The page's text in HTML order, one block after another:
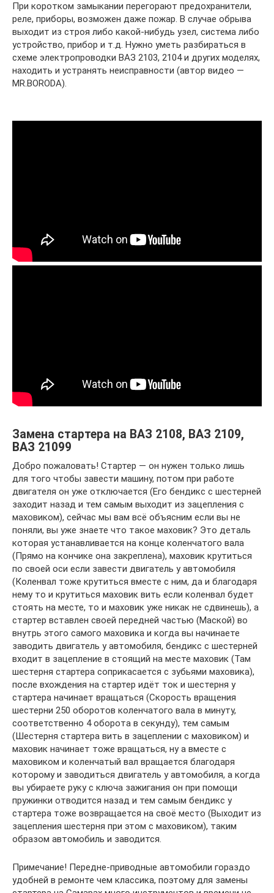
При коротком замыкании перегорают предохранители,
реле, приборы, возможен даже пожар. В случае обрыва
выходит из строя либо какой-нибудь узел, система либо
устройство, прибор и т.д. Нужно уметь разбираться в
схеме электропроводки ВАЗ 2103, 2104 и других моделях,
находить и устранять неисправности (автор видео —
MR.BORODA).
Замена стартера на ВАЗ 2108, ВАЗ 2109,
ВАЗ 21099
Добро пожаловать! Стартер — он нужен только лишь
для того чтобы завести машину, потом при работе
двигателя он уже отключается (Его бендикс с шестерней
заходит назад и тем самым выходит из зацепления с
маховиком), сейчас мы вам всё объясним если вы не
поняли, вы уже знаете что такое маховик? Это деталь
которая устанавливается на конце коленчатого вала
(Прямо на кончике она закреплена), маховик крутиться
по своей оси если завести двигатель у автомобиля
(Коленвал тоже крутиться вместе с ним, да и благодаря
нему то и крутиться маховик вить если коленвал будет
стоять на месте, то и маховик уже никак не сдвинешь), а
стартер вставлен своей передней частью (Маской) во
внутрь этого самого маховика и когда вы начинаете
заводить двигатель у автомобиля, бендикс с шестерней
входит в зацепление в стоящий на месте маховик (Там
шестерня стартера соприкасается с зубьями маховика),
после вхождения на стартер идёт ток и шестерня у
стартера начинает вращаться (Скорость вращения
шестерни 250 оборотов коленчатого вала в минуту,
соответственно 4 оборота в секунду), тем самым
(Шестерня стартера вить в зацеплении с маховиком) и
маховик начинает тоже вращаться, ну а вместе с
маховиком и коленчатый вал вращается благодаря
которому и заводиться двигатель у автомобиля, а когда
вы убираете руку с ключа зажигания он при помощи
пружинки отводится назад и тем самым бендикс у
стартера тоже возвращается на своё место (Выходит из
зацепления шестерня при этом с маховиком), таким
образом автомобиль и заводится.
Примечание! Передне-приводные автомобили гораздо
удобней в ремонте чем классика, поэтому для замены